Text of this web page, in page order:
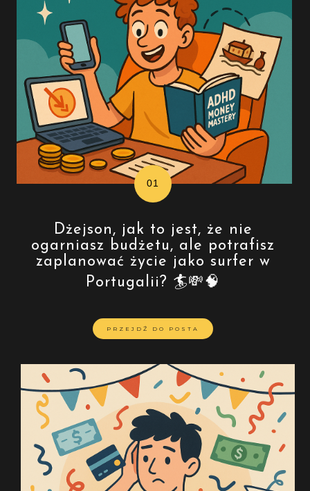
Dżejson, jak to jest, że nie
ogarniasz budżetu, ale potrafisz
zaplanować życie jako surfer w
Portugalii? 🏄💸🧠
PRZEJDŹ DO POSTA